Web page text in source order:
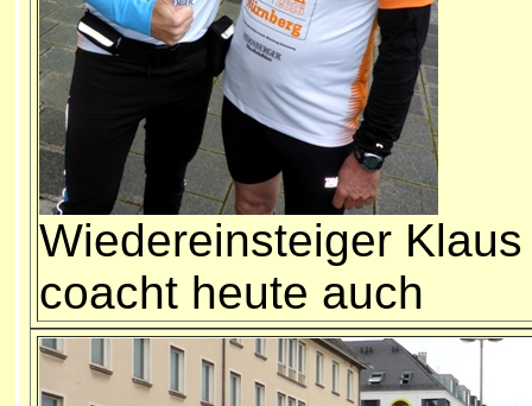
Wiedereinsteiger Klaus
coacht heute auch